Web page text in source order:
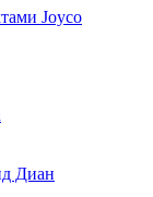
Joyco
Диан